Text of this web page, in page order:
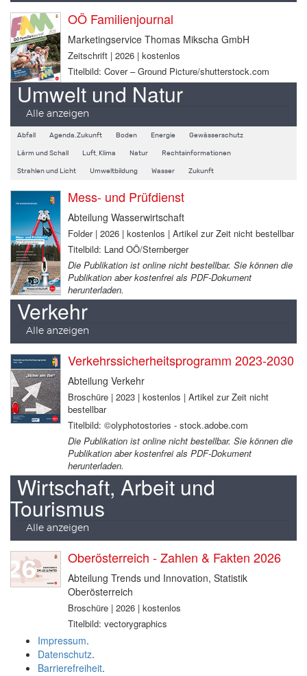
OÖ Familienjournal
Marketingservice Thomas Mikscha GmbH
Zeitschrift | 2026 | kostenlos
Titelbild: Cover – Ground Picture/shutterstock.com
Umwelt und Natur
Alle anzeigen
Abfall Agenda.Zukunft Boden Energie Gewässerschutz
Lärm und Schall Luft, Klima Natur Rechtsinformationen
Strahlen und Licht Umweltbildung Wasser Zukunft
Mess- und Prüfdienst
Abteilung Wasserwirtschaft
Folder | 2026 | kostenlos | Artikel zur Zeit nicht bestellbar
Titelbild: Land OÖ/Sternberger
Die Publikation ist online nicht bestellbar. Sie können die
Publikation aber kostenfrei als PDF-Dokument
herunterladen.
Verkehr
Alle anzeigen
Verkehrssicherheitsprogramm 2023-2030
Abteilung Verkehr
Broschüre | 2023 | kostenlos | Artikel zur Zeit nicht
bestellbar
Titelbild: ©olyphotostories - stock.adobe.com
Die Publikation ist online nicht bestellbar. Sie können die
Publikation aber kostenfrei als PDF-Dokument
herunterladen.
Wirtschaft, Arbeit und
Tourismus
Alle anzeigen
Oberösterreich - Zahlen & Fakten 2026
Abteilung Trends und Innovation, Statistik
Oberösterreich
Broschüre | 2026 | kostenlos
Titelbild: vectorygraphics
Impressum.
Datenschutz.
Barrierefreiheit.